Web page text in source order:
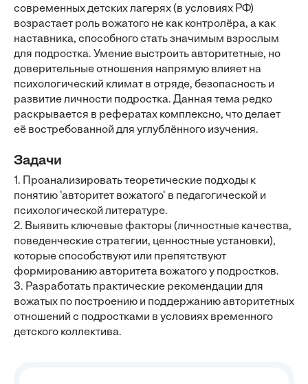
современных детских лагерях (в условиях РФ)
возрастает роль вожатого не как контролёра, а как
наставника, способного стать значимым взрослым
для подростка. Умение выстроить авторитетные, но
доверительные отношения напрямую влияет на
психологический климат в отряде, безопасность и
развитие личности подростка. Данная тема редко
раскрывается в рефератах комплексно, что делает
её востребованной для углублённого изучения.
Задачи
1. Проанализировать теоретические подходы к
понятию 'авторитет вожатого' в педагогической и
психологической литературе.
2. Выявить ключевые факторы (личностные качества,
поведенческие стратегии, ценностные установки),
которые способствуют или препятствуют
формированию авторитета вожатого у подростков.
3. Разработать практические рекомендации для
вожатых по построению и поддержанию авторитетных
отношений с подростками в условиях временного
детского коллектива.